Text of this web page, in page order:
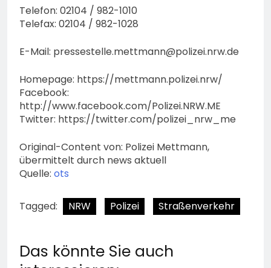
Telefon: 02104 / 982-1010
Telefax: 02104 / 982-1028
E-Mail: pressestelle.mettmann@polizei.nrw.de
Homepage: https://mettmann.polizei.nrw/
Facebook:
http://www.facebook.com/Polizei.NRW.ME
Twitter: https://twitter.com/polizei_nrw_me
Original-Content von: Polizei Mettmann,
übermittelt durch news aktuell
Quelle: ots
Tagged: NRW Polizei Straßenverkehr
Das könnte Sie auch